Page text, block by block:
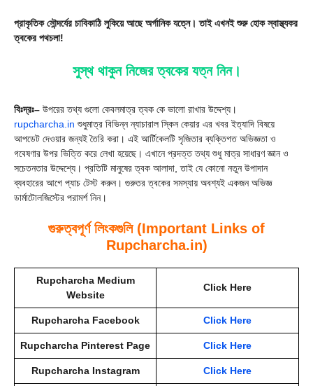
প্রাকৃতিক সৌন্দর্যের চাবিকাঠি লুকিয়ে আছে অর্গানিক যত্নে। তাই এখনই শুরু হোক স্বাস্থ্যকর
ত্বকের পথচলা!
সুস্থ থাকুন নিজের ত্বকের যত্ন নিন।
বিঃদ্রঃ– উপরের তথ্য গুলো কেবলমাত্র ত্বক কে ভালো রাখার উদ্দেশ্য।
rupcharcha.in শুধুমাত্র বিভিন্ন ন্যাচারাল স্কিন কেয়ার এর খবর ইত্যাদি বিষয়ে
আপডেট দেওয়ার জন্যই তৈরি করা। এই আর্টিকেলটি সৃজিতার ব্যক্তিগত অভিজ্ঞতা ও
গবেষণার উপর ভিত্তি করে লেখা হয়েছে। এখানে প্রদত্ত তথ্য শুধু মাত্র সাধারণ জ্ঞান ও
সচেতনতার উদ্দেশ্যে। প্রতিটি মানুষের ত্বক আলাদা, তাই যে কোনো নতুন উপাদান
ব্যবহারের আগে প্যাচ টেস্ট করুন। গুরুতর ত্বকের সমস্যায় অবশ্যই একজন অভিজ্ঞ
ডার্মাটোলজিস্টের পরামর্শ নিন।
গুরুত্বপূর্ণ লিংকগুলি (Important Links of
Rupcharcha.in)
Rupcharcha Medium
Website
Click Here
Rupcharcha Facebook Click Here
Rupcharcha Pinterest Page Click Here
Rupcharcha Instagram Click Here